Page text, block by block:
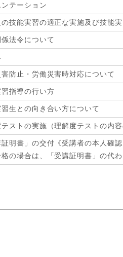
テーション
技能実習の適正な実施及び技能
法令について
防止・労働災害時対応について
指導の行い方
生との向き合い方について
ストの実施（理解度テストの内容
証明書」の交付《受講者の本人確認
の場合は、「受講証明書」の代